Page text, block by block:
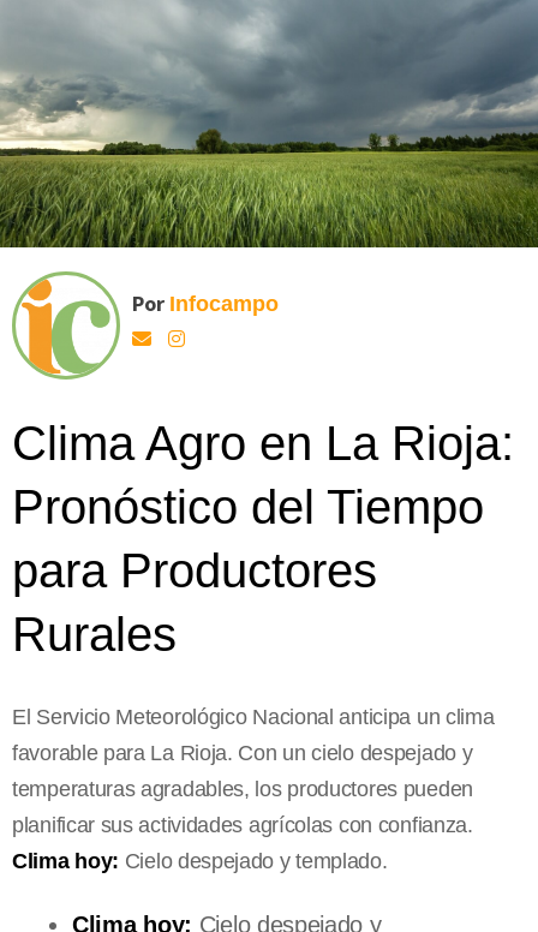
Por Infocampo
Clima Agro en La Rioja:
Pronóstico del Tiempo
para Productores
Rurales
El Servicio Meteorológico Nacional anticipa un clima
favorable para La Rioja. Con un cielo despejado y
temperaturas agradables, los productores pueden
planificar sus actividades agrícolas con confianza.
Clima hoy: Cielo despejado y templado.
Clima hoy: Cielo despejado y